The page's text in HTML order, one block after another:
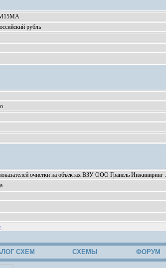
рубль
очистки на объектах ВЗУ ООО Гранель Инжиниринг .
СХЕМ СХЕМЫ ФОРУМ